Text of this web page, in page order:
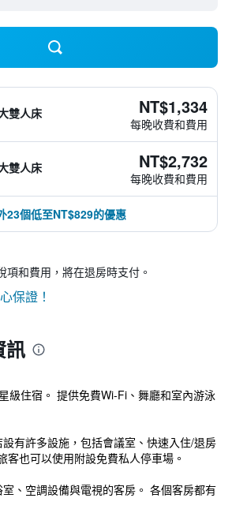
雙人床 NT$1,334
每晚收費和費用
雙人床 NT$2,732
每晚收費和費用
23個低至NT$829的優惠
項和費用，將在退房時支付。
保證！
訊
級住宿。 提供免費Wi-Fi、舞廳和室內游泳
有許多設施，包括會議室、快速入住/退房
客也可以使用附設免費私人停車場。
、空調設備與電視的客房。 各個客房都有